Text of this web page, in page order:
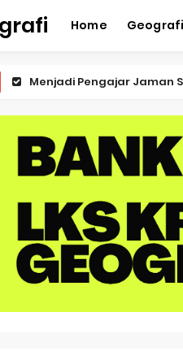
Home Geografi
Latihan Prediksi Soal OSK
Latihan Prediksi Soal
Latihan Prediksi Soal OSK
Latihan Prediksi Soal
Pembahasan Soal OSN-K
Pembahasan Soal OSN-K
Pembahasan Soal OSN-K